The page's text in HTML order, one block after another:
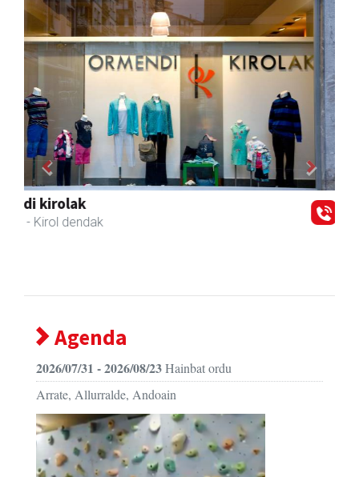
Kiwi Corner English
Andoain - Akademiak
Previous Next
Agenda
2026/07/31 - 2026/08/23Hainbat ordu
Arrate, Allurralde, Andoain